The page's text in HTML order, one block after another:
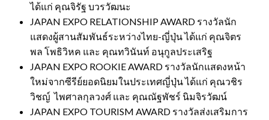
ได้แก่ คุณจิรัฐ บวรวัฒนะ
JAPAN EXPO RELATIONSHIP AWARD รางวัลนัก
แสดงผู้สานสัมพันธ์ระหว่างไทย-ญี่ปุ่น ได้แก่ คุณจิตร
พล โพธิวิหค และ คุณทวินันท์ อนุกูลประเสริฐ
JAPAN EXPO ROOKIE AWARD รางวัลนักแสดงหน้า
ใหม่จากซีรีย์ยอดนิยมในประเทศญี่ปุ่น ได้แก่ คุณวชิร
วิชญ์ ไพศาลกุลวงศ์ และ คุณณัฐพัชร์ นิมจิรวัฒน์
JAPAN EXPO TOURISM AWARD รางวัลส่งเสริมการ